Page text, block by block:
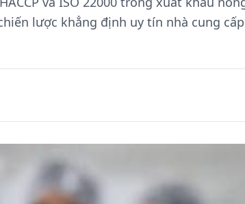
lược khẳng định uy tín nhà cung